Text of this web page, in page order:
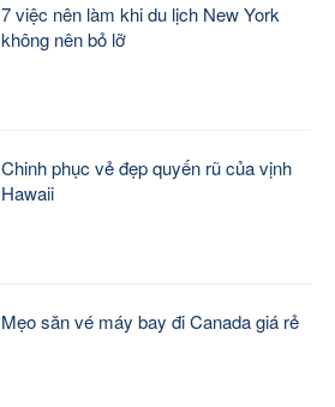
7 việc nên làm khi du lịch New York
không nên bỏ lỡ
Chinh phục vẻ đẹp quyến rũ của vịnh
Hawaii
Mẹo săn vé máy bay đi Canada giá rẻ